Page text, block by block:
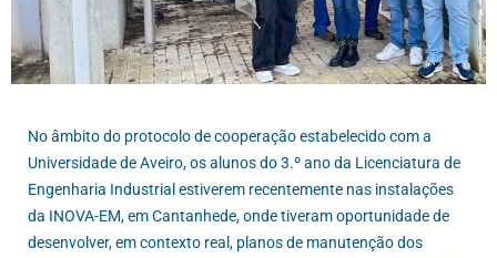
No âmbito do protocolo de cooperação estabelecido com a
Universidade de Aveiro, os alunos do 3.º ano da Licenciatura de
Engenharia Industrial estiverem recentemente nas instalações
da INOVA-EM, em Cantanhede, onde tiveram oportunidade de
desenvolver, em contexto real, planos de manutenção dos